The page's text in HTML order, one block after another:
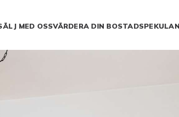
MED OSSVÄRDERA DIN BOSTAD